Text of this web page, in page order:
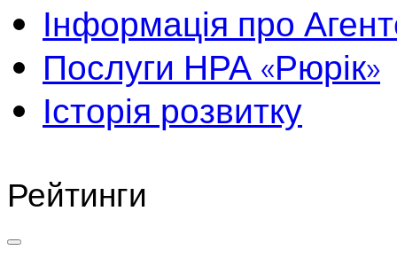
Інформація про
Послуги НРА «Рюрік»
Історія розвитку
Рейтинги